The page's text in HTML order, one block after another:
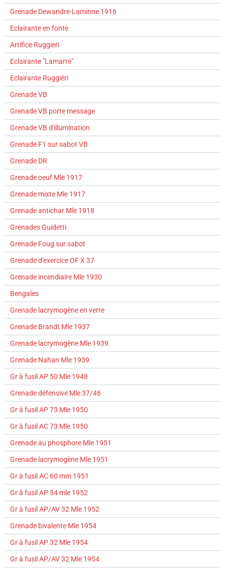
Grenade Dewandre-Laminne 1916
Eclairante en fonte
Artifice Ruggieri
Eclairante "Lamarre"
Eclairante Ruggiéri
Grenade VB
Grenade VB porte message
Grenade VB d'illumination
Grenade F1 sur sabot VB
Grenade DR
Grenade oeuf Mle 1917
Grenade mixte Mle 1917
Grenade antichar Mle 1918
Grenades Guidetti
Grenade Foug sur sabot
Grenade d'exercice OF X 37
Grenade incendiaire Mle 1930
Bengales
Grenade lacrymogène en verre
Grenade Brandt Mle 1937
Grenade lacrymogène Mle 1939
Grenade Nahan Mle 1939
Gr à fusil AP 50 Mle 1948
Grenade défensive Mle 37/46
Gr à fusil AP 73 Mle 1950
Gr à fusil AC 73 Mle 1950
Grenade au phosphore Mle 1951
Grenade lacrymogène Mle 1951
Gr à fusil AC 60 mm 1951
Gr à fusil AP 34 mle 1952
Gr à fusil AP/AV 32 Mle 1952
Grenade bivalente Mle 1954
Gr à fusil AP 32 Mle 1954
Gr à fusil AP/AV 32 Mle 1954